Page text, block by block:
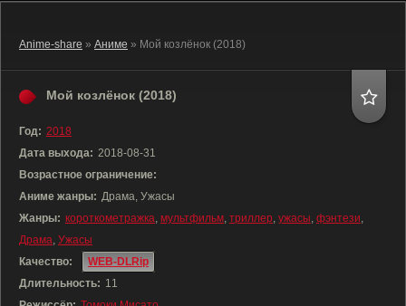
Anime-share » Аниме » Мой козлёнок (2018)
Мой козлёнок (2018)
Год: 2018
Дата выхода: 2018-08-31
Возрастное ограничение:
Аниме жанры: Драма, Ужасы
Жанры: короткометражка, мультфильм, триллер, ужасы, фэнтези,
Драма, Ужасы
Качество:
WEB-DLRip
Длительность: 11